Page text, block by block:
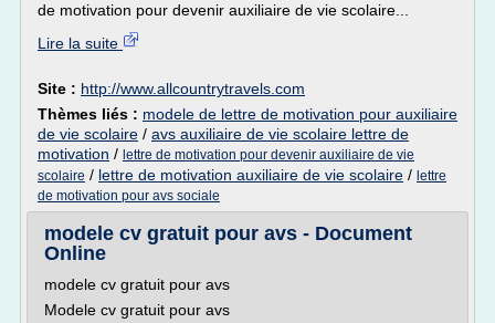
de motivation pour devenir auxiliaire de vie scolaire...
Lire la suite
Site : http://www.allcountrytravels.com
Thèmes liés : modele de lettre de motivation pour auxiliaire
de vie scolaire / avs auxiliaire de vie scolaire lettre de
motivation / lettre de motivation pour devenir auxiliaire de vie
scolaire / lettre de motivation auxiliaire de vie scolaire / lettre
de motivation pour avs sociale
modele cv gratuit pour avs - Document
Online
modele cv gratuit pour avs
Modele cv gratuit pour avs